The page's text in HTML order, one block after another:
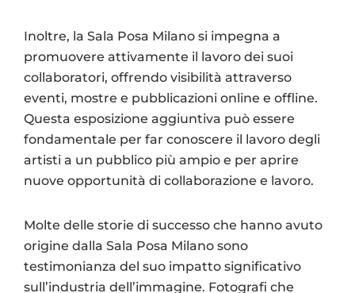
Inoltre, la Sala Posa Milano si impegna a
promuovere attivamente il lavoro dei suoi
collaboratori, offrendo visibilità attraverso
eventi, mostre e pubblicazioni online e offline.
Questa esposizione aggiuntiva può essere
fondamentale per far conoscere il lavoro degli
artisti a un pubblico più ampio e per aprire
nuove opportunità di collaborazione e lavoro.
Molte delle storie di successo che hanno avuto
origine dalla Sala Posa Milano sono
testimonianza del suo impatto significativo
sull’industria dell’immagine. Fotografi che